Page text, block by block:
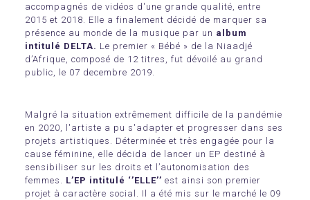
accompagnés de vidéos d'une grande qualité, entre
2015 et 2018. Elle a finalement décidé de marquer sa
présence au monde de la musique par un album
intitulé DELTA. Le premier « Bébé » de la Niaadjé
d’Afrique, composé de 12 titres, fut dévoilé au grand
public, le 07 decembre 2019.
Malgré la situation extrêmement difficile de la pandémie
en 2020, l'artiste a pu s'adapter et progresser dans ses
projets artistiques. Déterminée et très engagée pour la
cause féminine, elle décida de lancer un EP destiné à
sensibiliser sur les droits et l’autonomisation des
femmes. L’EP intitulé ‘’ELLE’’ est ainsi son premier
projet à caractère social. Il a été mis sur le marché le 09